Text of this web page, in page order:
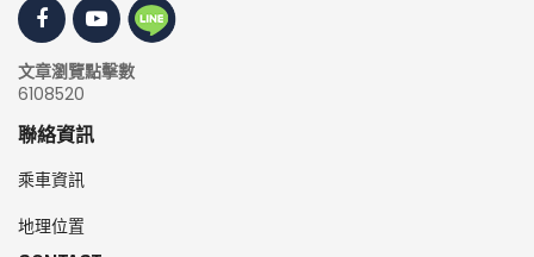
文章瀏覽點擊數
6108520
聯絡資訊
乘車資訊
地理位置